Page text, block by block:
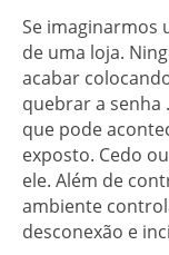
Se imaginarmos
de uma loja.
acabar
quebrar a senha
que pode
exposto. Cedo
ele. Além de
ambiente
desconexão e